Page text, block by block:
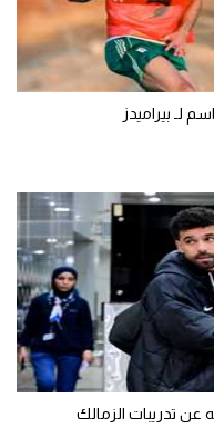
عن تدريبات الزمالك